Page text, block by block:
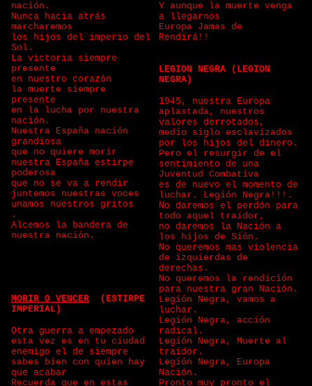
nación.
Nunca hacia atrás
marcharemos
los hijos del imperio del
Sol.
La victoria siempre
presente
en nuestro corazón
la muerte siempre
presente
en la lucha por nuestra
nación.
Nuestra España nación
grandiosa
que no quiere morir
nuestra España estirpe
poderosa
que no se va a rendir
juntemos nuestras voces
unamos nuestros gritos
.
Alcemos la bandera de
nuestra nación.
MORIR O VENCER
(ESTIRPE
IMPERIAL)
Otra guerra a empezado
esta vez es en tu ciudad
enemigo el de siempre
sabes bien con quien hay
que acabar
Recuerda que en estas
Y aunque la muerte venga
a llegarnos
Europa Jamas de
Rendirá!!
LEGION NEGRA (LEGION
NEGRA)
1945, nuestra Europa
aplastada, nuestros
valores derrotados,
medio siglo esclavizados
por los hijos del dinero.
Pero el resurgir de el
sentimiento de una
Juventud Combativa
es de nuevo el momento de
luchar. Legión Negra!!!.
No daremos el perdón para
todo aquel traidor,
no daremos la Nación a
los hijos de Sión.
No queremos mas violencia
de izquierdas de
derechas.
No queremos la rendición
para nuestra gran Nación.
Legión Negra, vamos a
luchar.
Legión Negra, acción
radical.
Legión Negra, Muerte al
traidor.
Legión Negra, Europa
Nación.
Pronto muy pronto el